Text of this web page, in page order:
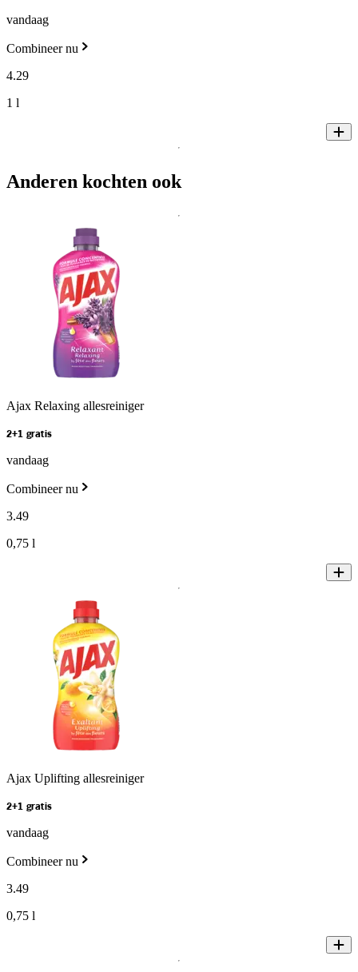
vandaag
Combineer nu
4.29
1 l
Anderen kochten ook
Ajax Relaxing allesreiniger
2+1 gratis
vandaag
Combineer nu
3.49
0,75 l
Ajax Uplifting allesreiniger
2+1 gratis
vandaag
Combineer nu
3.49
0,75 l